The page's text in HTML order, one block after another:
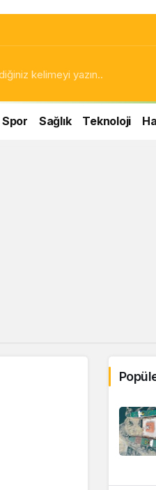
Spor Sağlık Teknoloji